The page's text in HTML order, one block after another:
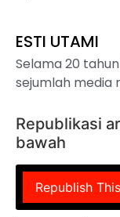
ESTI UTAMI
Selama 20
sejumlah media
Republikasi
bawah
Republish